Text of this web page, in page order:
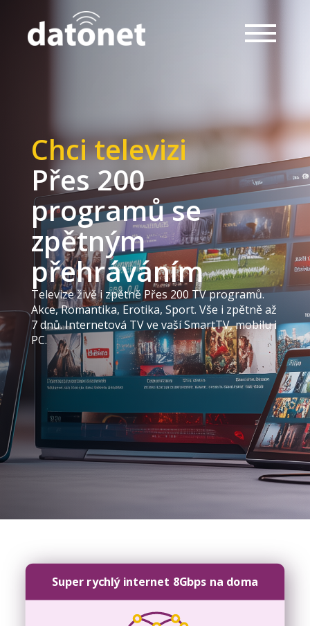
Chci televizi
Přes 200
programů se
zpětným
přehráváním
Televize živě i zpětně Přes 200 TV programů.
Akce, Romantika, Erotika, Sport. Vše i zpětně až
7 dnů. Internetová TV ve vaší SmartTV, mobilu i
PC.
Super rychlý internet 8Gbps na doma